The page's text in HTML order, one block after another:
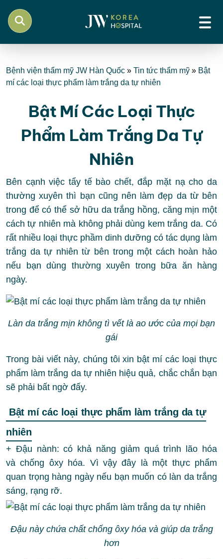
Bệnh viện thẩm mỹ JW Hàn Quốc » Tin tức thẩm mỹ » Bật
mí các loại thực phẩm làm trắng da tự nhiên
Bật Mí Các Loại Thực
Phẩm Làm Trắng Da Tự
Nhiên
Bên cạnh việc tẩy tế bào chết, đắp mặt nạ cho da
thường xuyên thì bạn cũng nên làm đẹp da từ bên
trong để có thể sở hữu da trắng hồng, căng mịn một
cách tự nhiên mà không phải dùng kem trắng da. Có
rất nhiều loại thực phầm dinh dưỡng có tác dụng làm
trắng da tự nhiên từ bên trong một cách hoàn hảo
nếu bạn dùng thường xuyên trong bữa ăn hàng
ngày.
Làn da trắng mịn không tì vết là ao ước của mọi bạn
gái
Trong bài viết này, chúng tôi xin bật mí các loại thực
phẩm làm trắng da tự nhiên hiệu quả, chắc chắn bạn
sẽ phải bất ngờ đấy.
Bật mí các loại thực phẩm làm trắng da tự
nhiên
+ Đậu nành: có khả năng giảm quá trình lão hóa
và chống ôxy hóa. Vì vậy đây là một thực phẩm
quan trọng hàng ngày nếu bạn muốn có làn da trắng
sáng, rạng rỡ.
Đậu này chứa chất chống ôxy hóa và giúp da trắng
hơn